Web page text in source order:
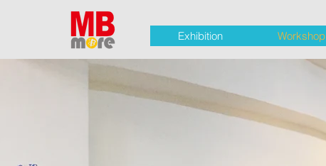
Exhibition Workshop